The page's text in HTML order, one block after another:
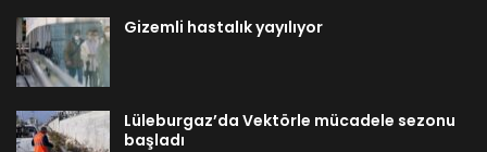
Gizemli hastalık yayılıyor
Lüleburgaz’da Vektörle mücadele sezonu
başladı